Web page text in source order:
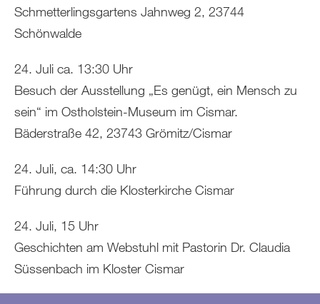
Schmetterlingsgartens Jahnweg 2, 23744
Schönwalde
24. Juli ca. 13:30 Uhr
Besuch der Ausstellung „Es genügt, ein Mensch zu
sein“ im Ostholstein-Museum im Cismar.
Bäderstraße 42, 23743 Grömitz/Cismar
24. Juli, ca. 14:30 Uhr
Führung durch die Klosterkirche Cismar
24. Juli, 15 Uhr
Geschichten am Webstuhl mit Pastorin Dr. Claudia
Süssenbach im Kloster Cismar